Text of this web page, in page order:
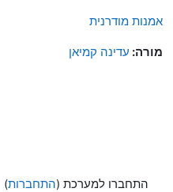
אמנות מודרנית
מורה: עדינה קמיאן
התחברו למערכת (התחברות)